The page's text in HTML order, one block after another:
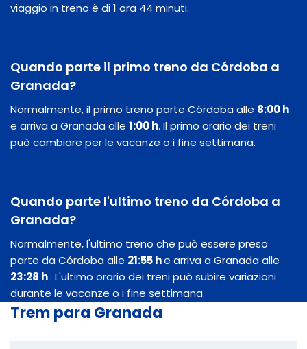
viaggio in treno è di 1 ora 44 minuti.
Quando parte il primo treno da Córdoba a
Granada?
Normalmente, il primo treno parte Córdoba alle 8:00 h
e arriva a Granada alle 1:00 h. Il primo orario dei treni
può cambiare per le vacanze o i fine settimana.
Quando parte l'ultimo treno da Córdoba a
Granada?
Normalmente, l'ultimo treno che può essere preso
parte da Córdoba alle 21:55 he arriva a Granada alle
23:28 h. L'ultimo orario dei treni può subire variazioni
durante le vacanze o i fine settimana.
Trem para Granada